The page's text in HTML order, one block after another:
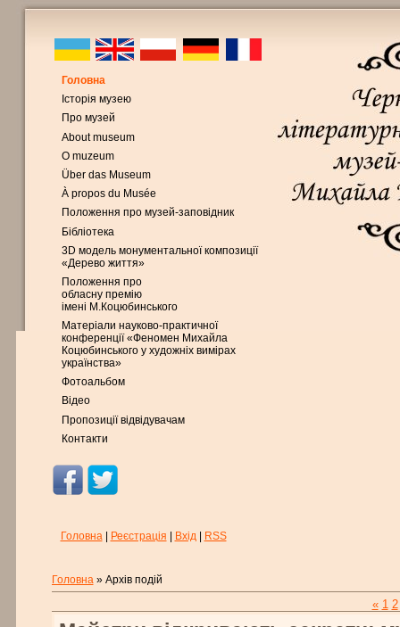
Головна
Історія музею
Про музей
About museum
O muzeum
Über das Museum
À propos du Musée
Положення про музей-заповідник
Бібліотека
3D модель монументальної композиції
«Дерево життя»
Положення про
обласну премію
імені М.Коцюбинського
Матеріали науково-практичної
конференції «Феномен Михайла
Коцюбинського у художніх вимірах
українства»
Фотоальбом
Відео
Пропозиції відвідувачам
Контакти
Головна| Реєстрація Вхід| RSS
Головна» Архів подій
« 1 2